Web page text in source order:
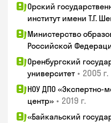
Орский
институт имени Т.Г.
Министерство
Российской
Оренбургский
университет • 2005 г.
НОУ ДПО «Экспертно-
центр» • 2019 г.
«Байкальский